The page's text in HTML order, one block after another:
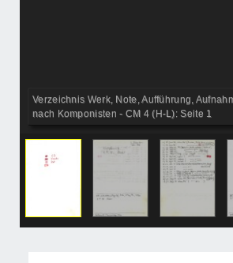
Verzeichnis Werk, Note, Aufführung,
nach Komponisten - CM 4 (H-L): Seite 1